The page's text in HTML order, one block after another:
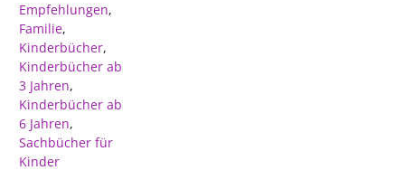
Empfehlungen,
Familie,
Kinderbücher,
Kinderbücher ab
3 Jahren,
Kinderbücher ab
6 Jahren,
Sachbücher für
Kinder